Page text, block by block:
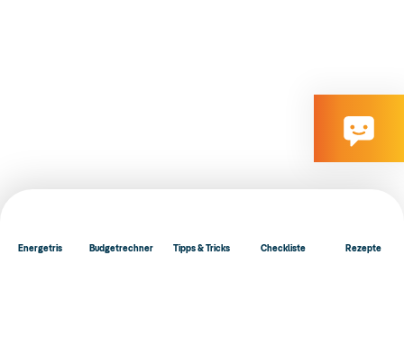
Energetris Budgetrechner Tipps & Tricks Checkliste Rezepte